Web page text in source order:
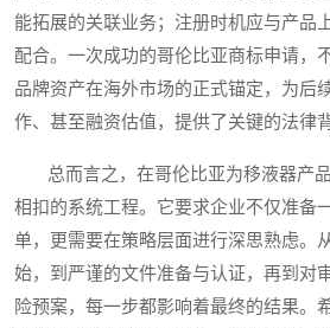
能拓展的关联业务；注册时机应与产品
配合。一次成功的哥伦比亚商标申请，
品牌资产在海外市场的正式锚定，为后
作、甚至融资估值，提供了关键的法律
总而言之，在哥伦比亚为移液器产品
相扣的系统工程。它要求企业不仅准备
单，更需要在策略层面进行深思熟虑。
始，到严谨的文件准备与认证，再到对
险预案，每一步都影响着最终的结果。